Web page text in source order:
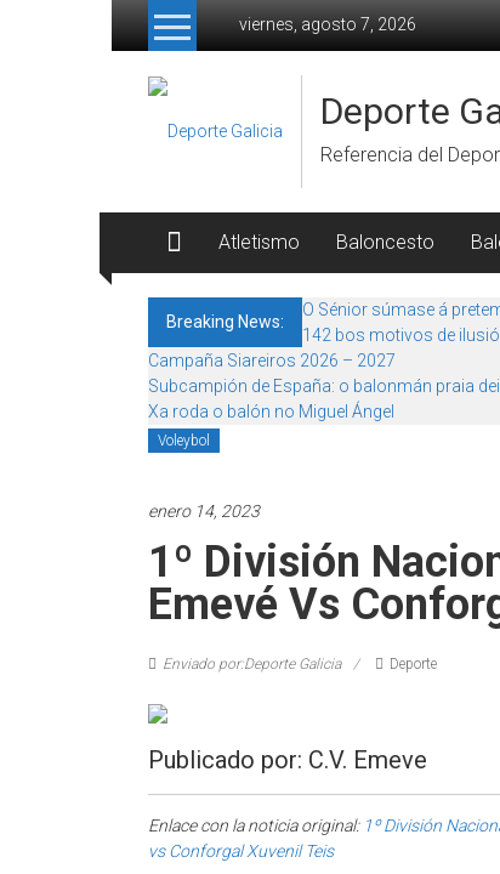
Skip to content
viernes, agosto 7, 2026
Deporte
Referencia del
Atletismo Baloncesto
Breaking News:
O Sénior súmase á
142 bos motivos de
Campaña Siareiros 2026 – 2027
Subcampión de España: o balonmán praia
Xa roda o balón no Miguel Ángel
Voleybol
enero 14, 2023
1º División
Emevé Vs
Enviado por:Deporte Galicia Deporte
Publicado por: C.V. Emeve
Enlace con la noticia original: 1º División
vs Conforgal Xuvenil Teis